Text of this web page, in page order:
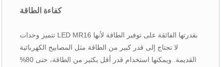
كفاءة الطاقة
تتميز وحدات LED MR16 بقدرتها الفائقة على توفير الطاقة لأنها
لا تحتاج إلى قدر كبير من الطاقة مثل المصابيح الكهربائية
القديمة. ويمكنها استخدام قدر أقل بكثير من الطاقة، حتى 80%